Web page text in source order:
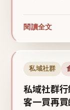
閱讀全文
私域社群
私域社群
客一買再